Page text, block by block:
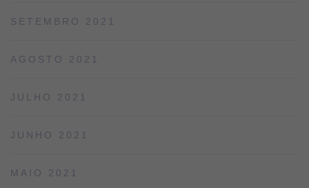
SETEMBRO 2021
AGOSTO 2021
JULHO 2021
JUNHO 2021
MAIO 2021